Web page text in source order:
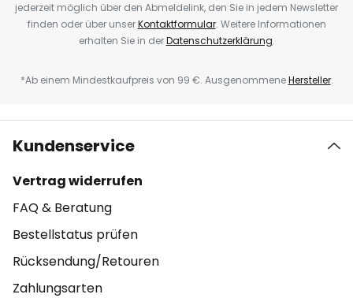
jederzeit möglich über den Abmeldelink, den Sie in jedem Newsletter
finden oder über unserKontaktformular. Weitere Informationen
erhalten Sie in derDatenschutzerklärung.
*Ab einem Mindestkaufpreis von 99 €. AusgenommeneHersteller.
Kundenservice
Vertrag widerrufen
FAQ & Beratung
Bestellstatus prüfen
Rücksendung/Retouren
Zahlungsarten